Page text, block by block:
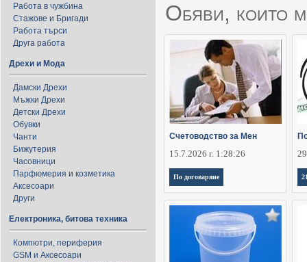
Работа в чужбина
Стажове и Бригади
Работа търси
Друга работа
Дрехи и Мода
Дамски Дрехи
Мъжки Дрехи
Детски Дрехи
Обувки
Чанти
Бижутерия
Часовници
Парфюмерия и козметика
Аксесоари
Други
Електроника, битова техника
Компютри, периферия
GSM и Аксесоари
Обяви, които
Счетоводство за Мен
15.7.2026 г. 1:28:26
По договаряне